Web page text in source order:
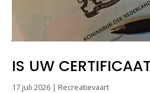
IS UW
17 juli 2026 | Recreatievaart